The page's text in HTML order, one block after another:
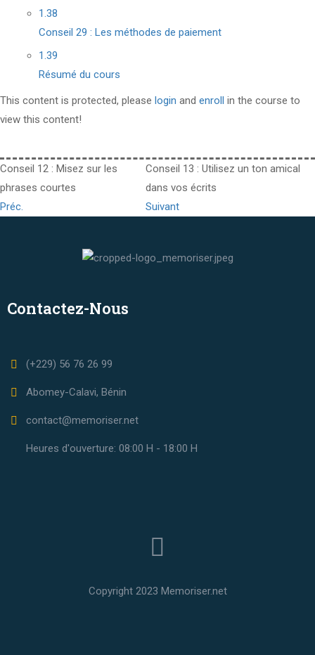
1.38
Conseil 29 : Les méthodes de paiement
1.39
Résumé du cours
This content is protected, please login and enroll in the course to
view this content!
Conseil 12 : Misez sur les
phrases courtes
Préc.
Conseil 13 : Utilisez un ton amical
dans vos écrits
Suivant
Contactez-Nous
(+229) 56 76 26 99
Abomey-Calavi, Bénin
contact@memoriser.net
Heures d'ouverture: 08:00 H - 18:00 H
Copyright 2023 Memoriser.net